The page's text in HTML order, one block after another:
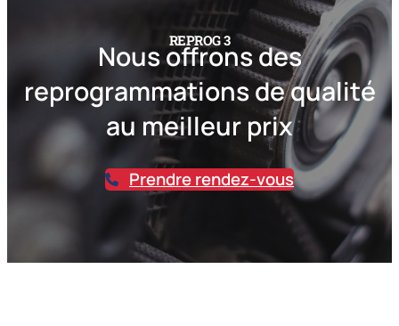
REPROG 3
Nous offrons des
reprogrammations de qualité
au meilleur prix
Prendre rendez-vous